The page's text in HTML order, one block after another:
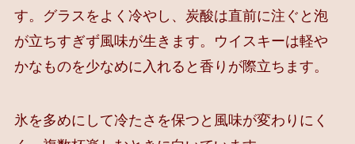
す。グラスをよく冷やし、炭酸は直前に注ぐと泡
が立ちすぎず風味が生きます。ウイスキーは軽や
かなものを少なめに入れると香りが際立ちます。
氷を多めにして冷たさを保つと風味が変わりにく